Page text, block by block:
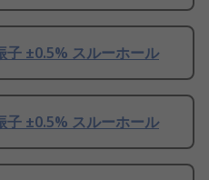
±0.5% スルーホール
±0.5% スルーホール